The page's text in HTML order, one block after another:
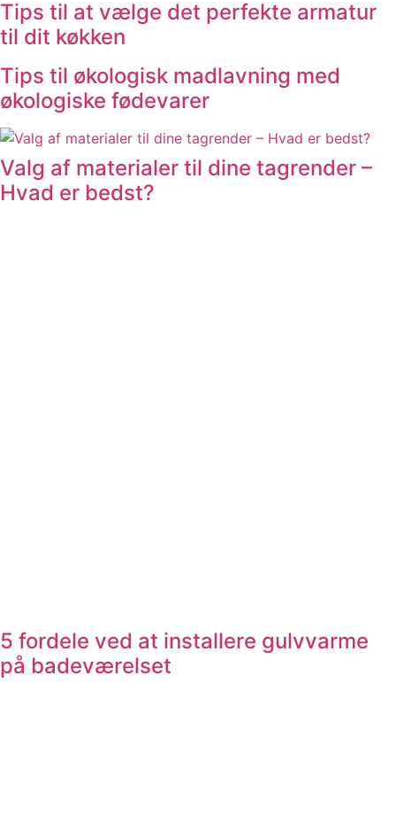
Tips til at vælge det perfekte armatur
til dit køkken
Tips til økologisk madlavning med
økologiske fødevarer
Valg af materialer til dine tagrender –
Hvad er bedst?
5 fordele ved at installere gulvvarme
på badeværelset